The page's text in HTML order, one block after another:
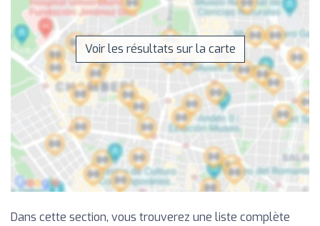
Voir les résultats sur la carte
Dans cette section, vous trouverez une liste complète